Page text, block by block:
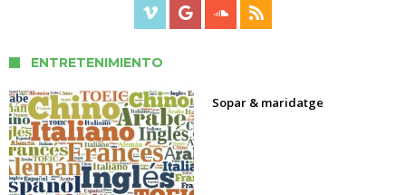
ENTRETENIMIENTO
Sopar & maridatge